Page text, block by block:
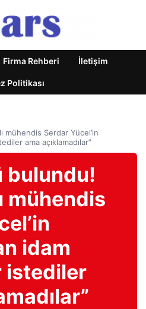
Firma Rehberi İletişim
Politikası
mühendis Serdar Yücel’in
ama açıklamadılar”
bulundu!
mühendis
idam
istediler